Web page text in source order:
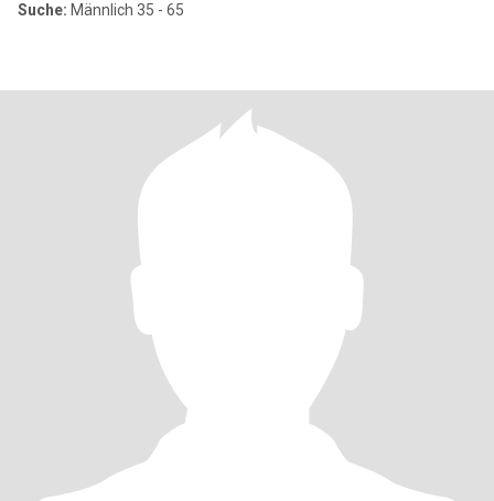
Suche: Männlich 35 - 65